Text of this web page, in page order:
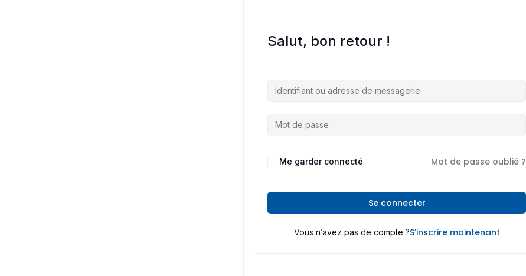
Salut, bon retour !
Me garder connecté Mot de passe oublié ?
Se connecter
Vous n’avez pas de compte ?S’inscrire maintenant